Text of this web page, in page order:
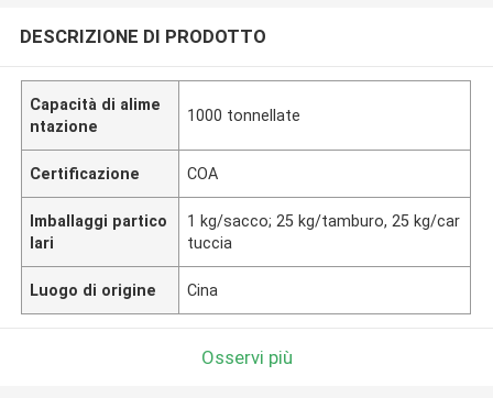
DESCRIZIONE DI PRODOTTO
Capacità di alime
ntazione
1000 tonnellate
Certificazione COA
Imballaggi partico
lari
1 kg/sacco; 25 kg/tamburo, 25 kg/car
tuccia
Luogo di origine Cina
Osservi più